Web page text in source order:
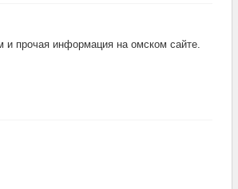
и прочая информация на омском сайте.